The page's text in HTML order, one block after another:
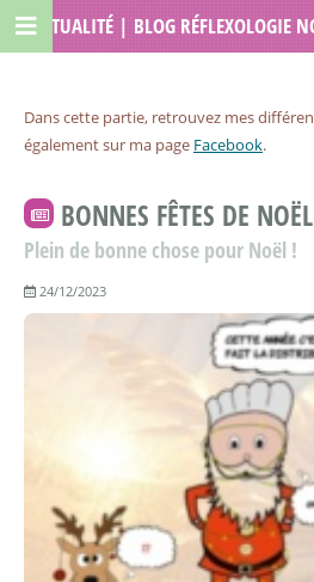
Dans cette partie, retrouvez mes
également sur ma page Facebook.
BONNES FÊTES DE
Plein de bonne chose pour Noël !
24/12/2023
ACTUALITÉ | BLOG RÉFLEXOLOGIE